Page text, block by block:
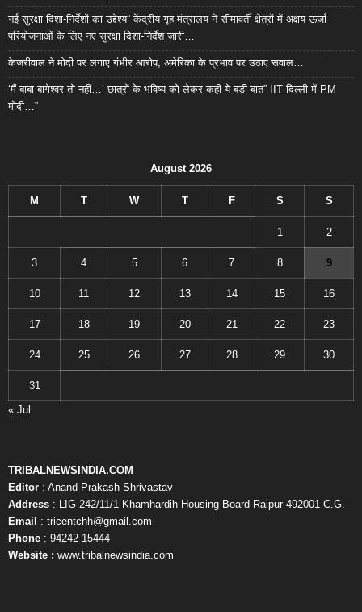
नई सुरक्षा दिशा-निर्देशों का उद्देश्य” केंद्रीय गृह मंत्रालय ने सीमावर्ती क्षेत्रों में अक्षय ऊर्जा
परियोजनाओं के लिए नए सुरक्षा दिशा-निर्देश जारी…
केजरीवाल ने मोदी पर लगाए गंभीर आरोप, अमेरिका के प्रभाव पर उठाए सवाल…
‘मैं बाबा बागेश्वर तो नहीं…’ छात्रों के भविष्य को लेकर कही ये बड़ी बात” IIT दिल्ली में PM
मोदी…”
August 2026
M T W T F S S
1 2
3 4 5 6 7 8 9
10 11 12 13 14 15 16
17 18 19 20 21 22 23
24 25 26 27 28 29 30
31
« Jul
TRIBALNEWSINDIA.COM
Editor : Anand Prakash Shrivastav
Address : LIG 242/11/1 Khamhardih Housing Board Raipur 492001 C.G.
Email
: tricentchh@gmail.com
Phone : 94242-15444
Website : www.tribalnewsindia.com